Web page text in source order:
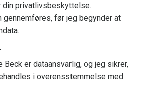
din privatlivsbeskyttelse.
gennemføres, før jeg begynder at
Beck er dataansvarlig, og jeg sikrer,
i overensstemmelse med